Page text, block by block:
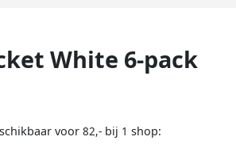
White 6-pack
voor 82,- bij 1 shop: